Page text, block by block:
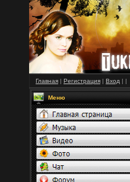
Главная | Регистрация | Вход | |
Меню